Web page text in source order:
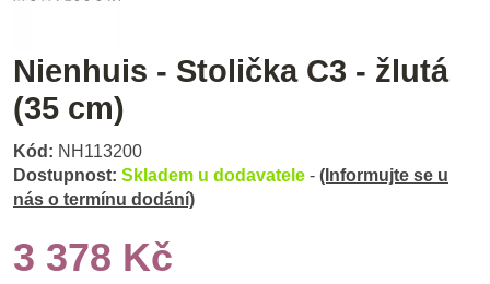
Nienhuis - Stolička C3 - žlutá
(35 cm)
Kód: NH113200
Dostupnost: Skladem u dodavatele - (Informujte se u
nás o termínu dodání)
3 378 Kč